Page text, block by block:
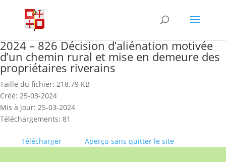
content
2024 – 826 Décision d’aliénation motivée
d’un chemin rural et mise en demeure des
propriétaires riverains
Taille du fichier: 218.79 KB
Créé: 25-03-2024
Mis à jour: 25-03-2024
Téléchargements: 81
Télécharger Aperçu sans quitter le site